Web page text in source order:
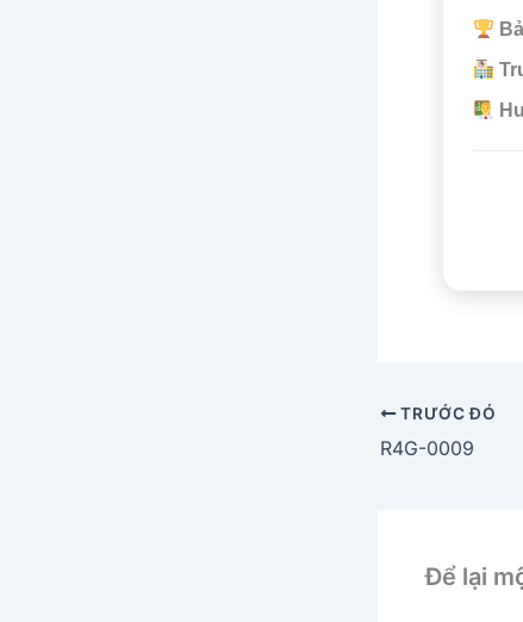
TRƯỚC ĐÓ
R4G-0009
Để lại